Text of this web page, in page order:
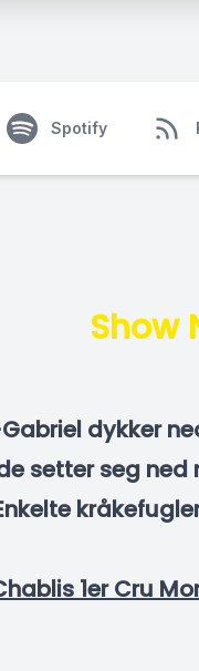
Spotify
Show
dykker
setter seg
1er Cru